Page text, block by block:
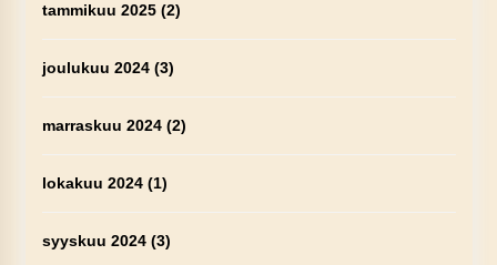
tammikuu 2025(2)
joulukuu 2024(3)
marraskuu 2024(2)
lokakuu 2024(1)
syyskuu 2024(3)